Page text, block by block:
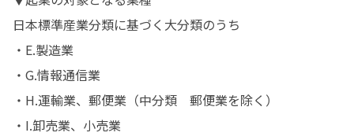
日本標準産業分類に基づく大分類のうち
・E.製造業
・G.情報通信業
・H.運輸業、郵便業（中分類　郵便業を除く）
・I.卸売業、小売業